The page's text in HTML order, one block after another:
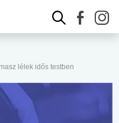
lélek idős testben